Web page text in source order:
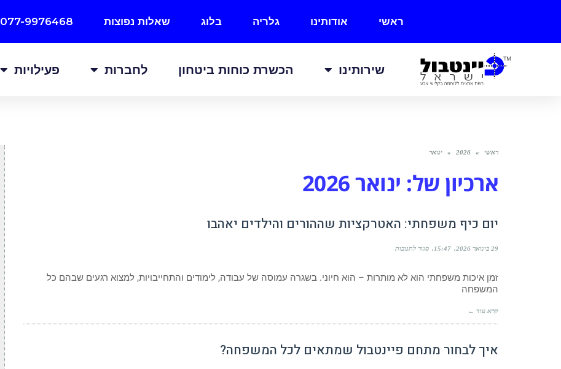
ראשי אודותינו גלריה בלוג שאלות נפוצות 077-9976468
שירותינו הכשרת כוחות ביטחון לחברות פעילויות
ראשי »
2026
» ינואר
ארכיון של: ינואר 2026
יום כיף משפחתי: האטרקציות שההורים והילדים יאהבו
29 בינואר 2026 15:47 סגור לתגובות
זמן איכות משפחתי הוא לא מותרות – הוא חיוני. בשגרה עמוסה של עבודה, לימודים והתחייבויות, למצוא רגעים שבהם כל
המשפחה
קרא עוד ←
איך לבחור מתחם פיינטבול שמתאים לכל המשפחה?